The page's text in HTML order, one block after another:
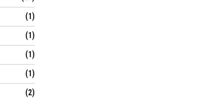
(1)
(1)
(1)
(1)
(2)